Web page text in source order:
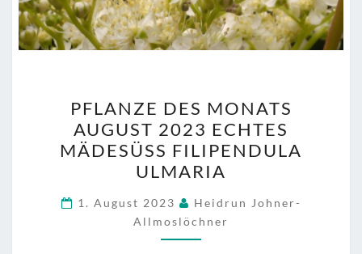
DES
MONATS
AUGUST
2023
ECHTES
MÄDESÜSS F
ILIPENDULA U
PFLANZE DES MONATS
AUGUST 2023 ECHTES
MÄDESÜSS FILIPENDULA U
LMARIA
1. August 2023
Heidrun Johner-
Allmoslöchner